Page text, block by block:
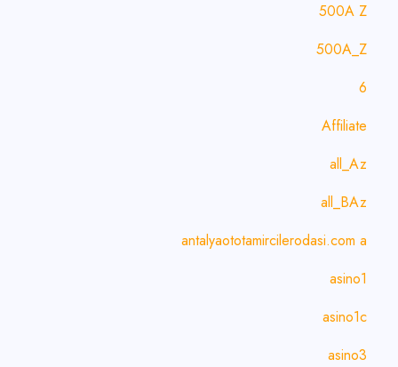
500A Z
500A_Z
6
Affiliate
all_Az
all_BAz
antalyaototamircilerodasi.com a
asino1
asino1c
asino3